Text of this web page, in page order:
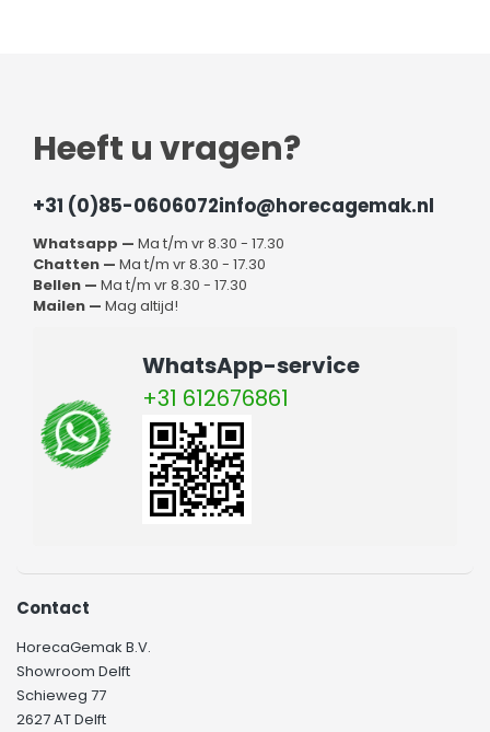
Heeft u vragen?
+31 (0)85-0606072info@horecagemak.nl
Whatsapp — Ma t/m vr 8.30 - 17.30
Chatten — Ma t/m vr 8.30 - 17.30
Bellen — Ma t/m vr 8.30 - 17.30
Mailen — Mag altijd!
WhatsApp-service
+31 612676861
Contact
HorecaGemak B.V.
Showroom Delft
Schieweg 77
2627 AT Delft